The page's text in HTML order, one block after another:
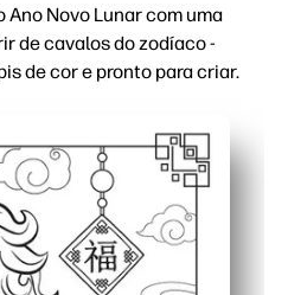
Ano Novo Lunar com uma
de cavalos do zodíaco -
de cor e pronto para criar.
— você pode configurá-lo
contornos arrojados e
fino, escolha de cores e
pode transformá-lo em uma